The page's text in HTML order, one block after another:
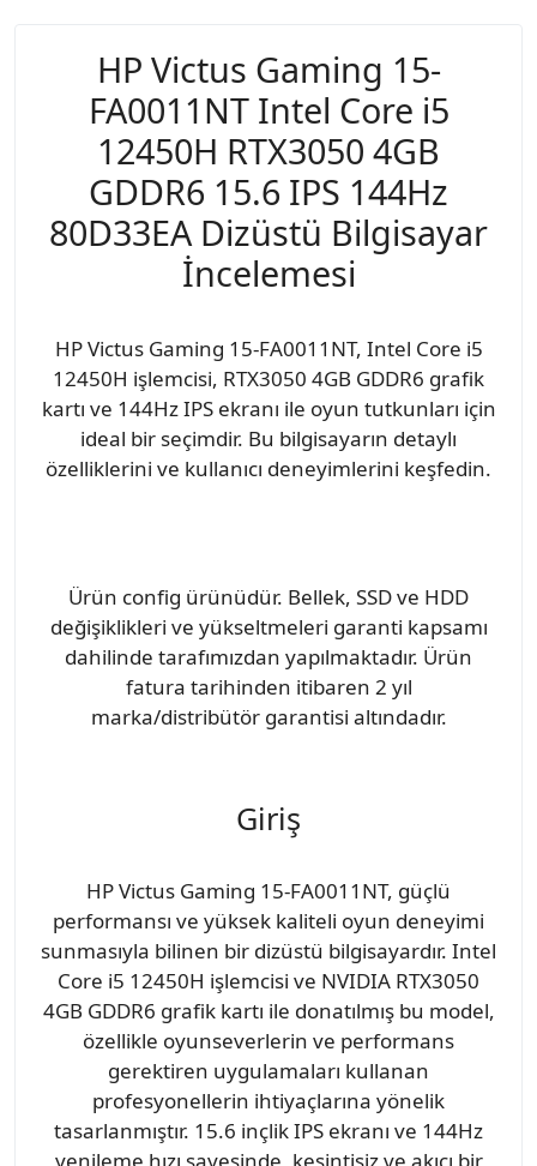
HP Victus Gaming 15-
FA0011NT Intel Core i5
12450H RTX3050 4GB
GDDR6 15.6 IPS 144Hz
80D33EA Dizüstü Bilgisayar
İncelemesi
HP Victus Gaming 15-FA0011NT, Intel Core i5
12450H işlemcisi, RTX3050 4GB GDDR6 grafik
kartı ve 144Hz IPS ekranı ile oyun tutkunları için
ideal bir seçimdir. Bu bilgisayarın detaylı
özelliklerini ve kullanıcı deneyimlerini keşfedin.
Ürün config ürünüdür. Bellek, SSD ve HDD
değişiklikleri ve yükseltmeleri garanti kapsamı
dahilinde tarafımızdan yapılmaktadır. Ürün
fatura tarihinden itibaren 2 yıl
marka/distribütör garantisi altındadır.
Giriş
HP Victus Gaming 15-FA0011NT, güçlü
performansı ve yüksek kaliteli oyun deneyimi
sunmasıyla bilinen bir dizüstü bilgisayardır. Intel
Core i5 12450H işlemcisi ve NVIDIA RTX3050
4GB GDDR6 grafik kartı ile donatılmış bu model,
özellikle oyunseverlerin ve performans
gerektiren uygulamaları kullanan
profesyonellerin ihtiyaçlarına yönelik
tasarlanmıştır. 15.6 inçlik IPS ekranı ve 144Hz
yenileme hızı sayesinde, kesintisiz ve akıcı bir